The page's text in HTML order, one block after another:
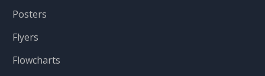
Posters
Flyers
Flowcharts